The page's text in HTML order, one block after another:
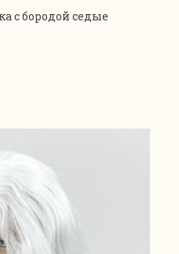
с бородой седые